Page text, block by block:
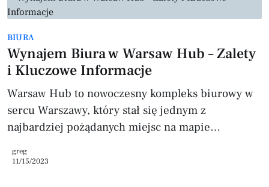
BIURA
Wynajem Biura w Warsaw Hub – Zalety
i Kluczowe Informacje
Warsaw Hub to nowoczesny kompleks biurowy w
sercu Warszawy, który stał się jednym z
najbardziej pożądanych miejsc na mapie
kluczowe aspekty wynajmu biura w tej prestiżowej
greg
11/15/2023